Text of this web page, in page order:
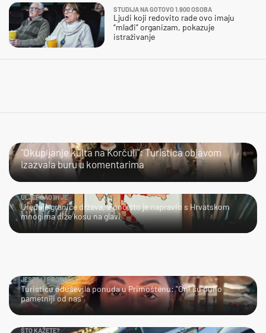
STUDIJA NA GOTOVO 1.900 OSOBA
Ljudi koji redovito rade ovo imaju
“mlađi” organizam, pokazuje
istraživanje
JAO…
"Okupljanje kulta na Korčuli": Turistica objavom
izazvala buru u komentarima
ULJEPŠAO IH JE
Uređuje granice država, a ono što je napravio s Hrvatskom
mnogima diže kosu na glavi
JESTE LI PROBALI?
Turisticu oduševila ponuda u Primoštenu: "Oni su puno
pametniji od nas"
ŠTO KAŽETE?